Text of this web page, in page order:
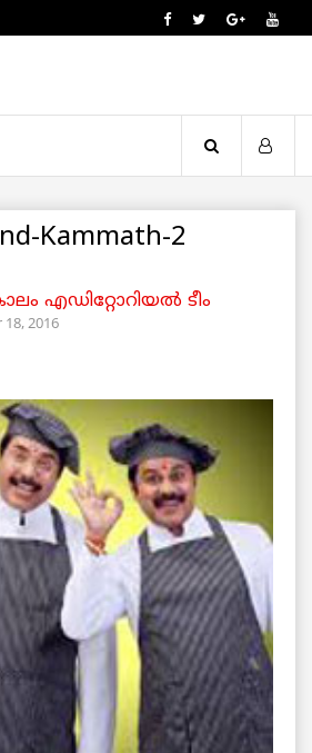
Kammath-2
എഡിറ്റോറിയല്‍ ടീം
2016